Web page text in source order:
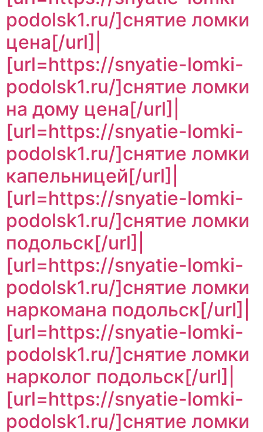
podolsk1.ru/]снятие ломки
цена[/url]|
[url=https://snyatie-lomki-
podolsk1.ru/]снятие ломки
на дому цена[/url]|
[url=https://snyatie-lomki-
podolsk1.ru/]снятие ломки
капельницей[/url]|
[url=https://snyatie-lomki-
podolsk1.ru/]снятие ломки
подольск[/url]|
[url=https://snyatie-lomki-
podolsk1.ru/]снятие ломки
наркомана подольск[/url]|
[url=https://snyatie-lomki-
podolsk1.ru/]снятие ломки
нарколог подольск[/url]|
[url=https://snyatie-lomki-
podolsk1.ru/]снятие ломки